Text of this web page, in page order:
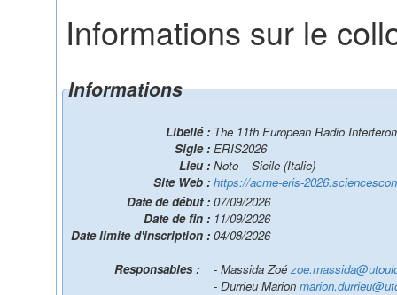
Informations sur le
Informations
Libellé : The 11th European Radio
Sigle : ERIS2026
Lieu : Noto – Sicile (Italie)
Site Web : https://acme-eris-
Date de début : 07/09/2026
Date de fin : 11/09/2026
Date limite d'inscription : 04/08/2026
- Massida Zoé
- Durrieu Marion